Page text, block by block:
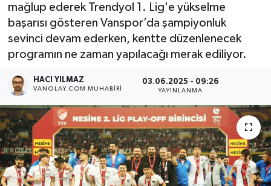
mağlup ederek Trendyol 1. Lig'e yükselme
başarısı gösteren Vanspor’da şampiyonluk
sevinci devam ederken, kentte düzenlenecek
programın ne zaman yapılacağı merak ediliyor.
HACI YILMAZ
VANOLAY.COM MUHABIRI
03.06.2025 - 09:26
YAYINLANMA
Dünya
RESMİ İLANLAR
Haber Arşivi